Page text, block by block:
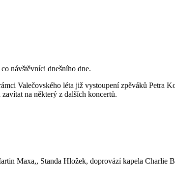
návštěvníci dnešního dne.
Valečovského léta již vystoupení zpěváků Petra
na některý z dalších koncertů.
Maxa,, Standa Hložek, doprovází kapela Charlie